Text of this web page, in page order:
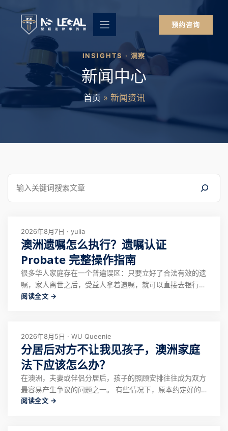
跳
预约咨询
INSIGHTS · 洞察
新闻中心
首页 » 新闻资讯
搜
2026年8月7日 · yulia
澳洲遗嘱怎么执行？遗嘱认证
Probate 完整操作指南
很多华人家庭存在一个普遍误区：只要立好了合法有效的遗
嘱，家人离世之后，受益人拿着遗嘱，就可以直接去银行、
土地局办理资产过户、取钱。 但在澳洲法律体系之下，遗
会仅凭一份遗嘱原件就配合解冻、过户资产。
阅读全文 →
2026年8月5日 · WU Queenie
分居后对方不让我见孩子，澳洲家庭
法下应该怎么办？
在澳洲，夫妻或伴侣分居后，孩子的照顾安排往往成为双方
最容易产生争议的问题之一。 有些情况下，原本约定好的
探视时间被取消，一方不回复信息、不配合交接，甚至表示
阅读全文 →